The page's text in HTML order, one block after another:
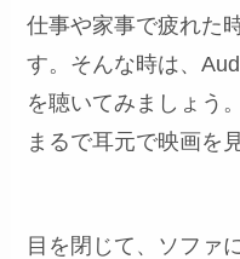
仕事や家事で疲れた
す。そんな時は、
を聴いてみましょう
まるで耳元で映画を
目を閉じて、ソファ